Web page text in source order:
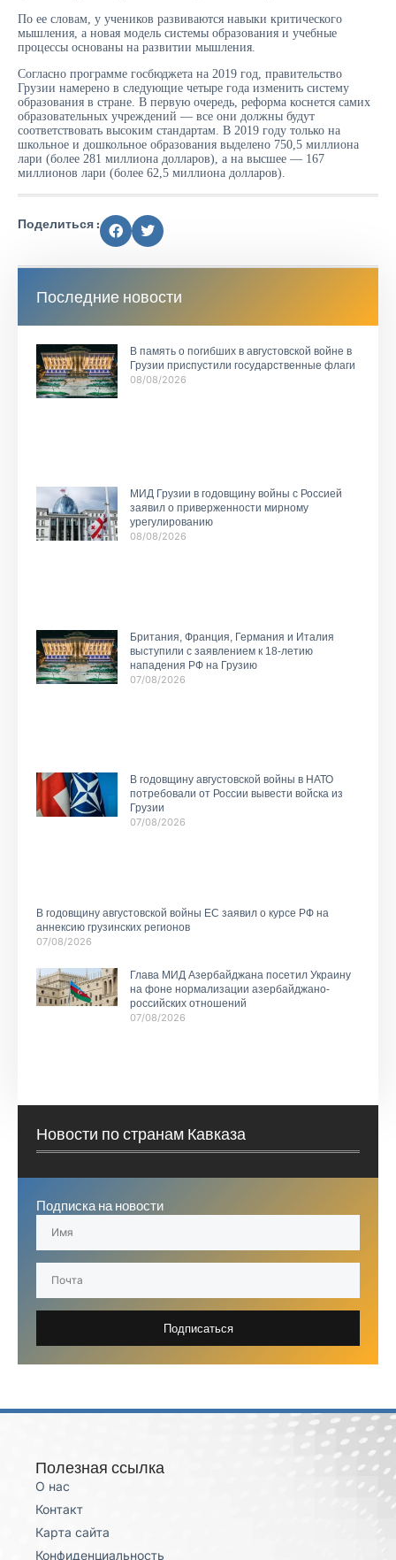
По ее словам, у учеников развиваются навыки критического
мышления, а новая модель системы образования и учебные
процессы основаны на развитии мышления.
Согласно программе госбюджета на 2019 год, правительство
Грузии намерено в следующие четыре года изменить систему
образования в стране. В первую очередь, реформа коснется самих
образовательных учреждений — все они должны будут
соответствовать высоким стандартам. В 2019 году только на
школьное и дошкольное образования выделено 750,5 миллиона
лари (более 281 миллиона долларов), а на высшее — 167
миллионов лари (более 62,5 миллиона долларов).
Поделиться :
Последние новости
В память о погибших в августовской войне в
Грузии приспустили государственные флаги
08/08/2026
МИД Грузии в годовщину войны с Россией
заявил о приверженности мирному
урегулированию
08/08/2026
Британия, Франция, Германия и Италия
выступили с заявлением к 18-летию
нападения РФ на Грузию
07/08/2026
В годовщину августовской войны в НАТО
потребовали от России вывести войска из
Грузии
07/08/2026
В годовщину августовской войны ЕС заявил о курсе РФ на
аннексию грузинских регионов
07/08/2026
Глава МИД Азербайджана посетил Украину
на фоне нормализации азербайджано-
российских отношений
07/08/2026
Новости по странам Кавказа
Подписка на новости
Подписаться
Полезная ссылка
О нас
Контакт
Карта сайта
Конфиденциальность